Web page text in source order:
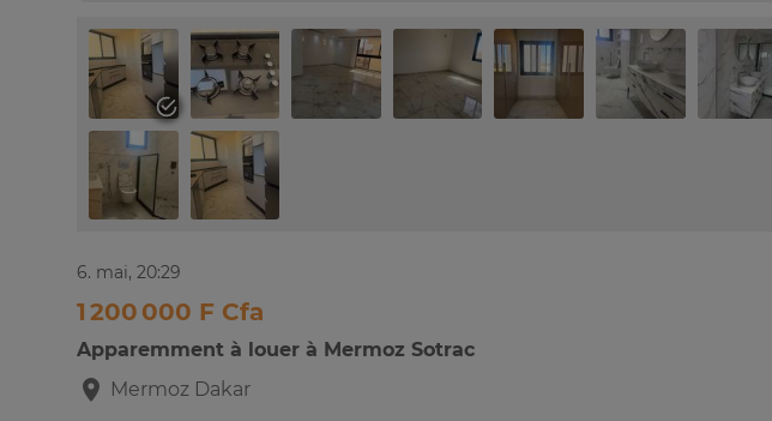
6. mai, 20:29
1 200 000 F Cfa
Apparemment à louer à Mermoz Sotrac
Mermoz Dakar